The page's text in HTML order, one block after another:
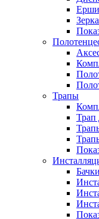
Трапы
Трап